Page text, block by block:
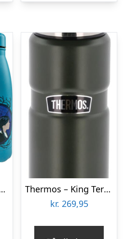
+ Double Wall – Wednesday And Enid
Thermos – King Termoflaske – 0,47 L
kr. 269,95